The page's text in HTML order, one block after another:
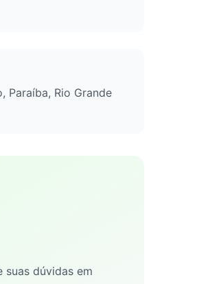
Paraíba, Rio Grande
suas dúvidas em